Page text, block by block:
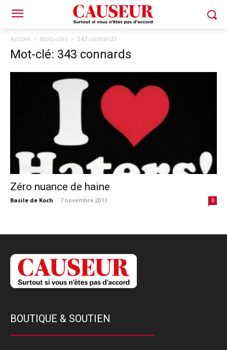
Accueil Mots-clés 343 connards
Mot-clé: 343 connards
Zéro nuance de haine
Basile de Koch - 7 novembre 2013 0
BOUTIQUE & SOUTIEN